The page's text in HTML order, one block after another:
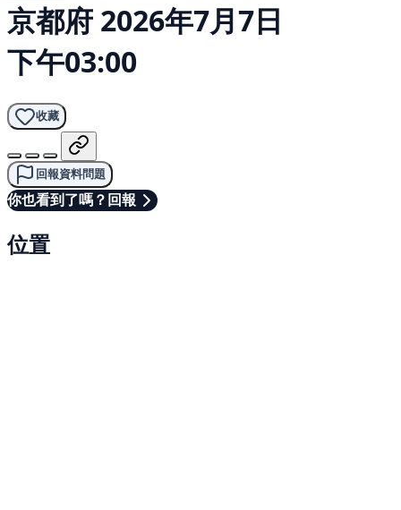
京都府 2026年7月7日
下午03:00
收藏
回報資料問題
你也看到了嗎？回報
位置